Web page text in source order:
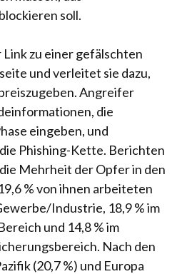
soll.
zu einer gefälschten
und verleitet sie dazu,
Angreifer
die
eingeben, und
Phishing-Kette. Berichten
Mehrheit der Opfer in den
% von ihnen arbeiteten
Industrie, 18,9 % im
und 14,8 % im
Nach den
(20,7 %) und Europa